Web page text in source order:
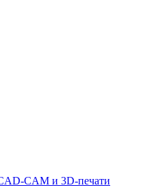
CAM и 3D-печати